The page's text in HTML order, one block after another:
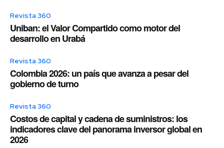
Revista 360
Uniban: el Valor Compartido como motor del
desarrollo en Urabá
Revista 360
Colombia 2026: un país que avanza a pesar del
gobierno de turno
Revista 360
Costos de capital y cadena de suministros: los
indicadores clave del panorama inversor global en
2026